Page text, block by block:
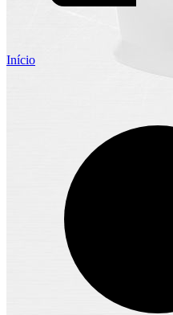
Início